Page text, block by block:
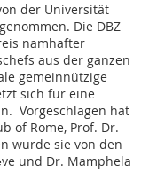
der Universität
Die DBZ
namhafter
aus der ganzen
gemeinnützige
sich für eine
Vorgeschlagen hat
of Rome, Prof. Dr.
wurde sie von den
und Dr. Mamphela